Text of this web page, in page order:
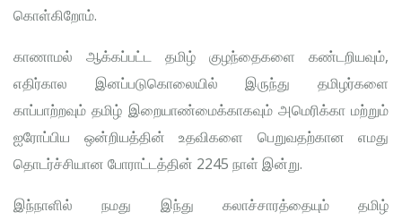
கொள்கிறோம்.
காணாமல் ஆக்கப்பட்ட தமிழ் குழந்தைகளை கண்டறியவும்,
எதிர்கால இனப்படுகொலையில் இருந்து தமிழர்களை
காப்பாற்றவும் தமிழ் இறையாண்மைக்காகவும் அமெரிக்கா மற்றும்
ஐரோப்பிய ஒன்றியத்தின் உதவிகளை பெறுவதற்கான எமது
தொடர்ச்சியான போராட்டத்தின் 2245 நாள் இன்று.
இந்நாளில் நமது இந்து கலாச்சாரத்தையும் தமிழ்